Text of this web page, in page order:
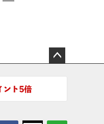
へ